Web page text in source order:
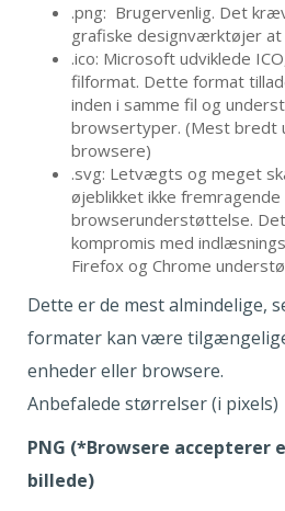
.png: Brugervenlig. Det
grafiske designværktøjer
.ico: Microsoft udviklede
filformat. Dette format
inden i samme fil og
browsertyper. (Mest bredt
browsere)
.svg: Letvægts og meget
øjeblikket ikke fremragende
browserunderstøttelse.
kompromis med
Firefox og Chrome
Dette er de mest almindelige,
formater kan være
enheder eller browsere.
Anbefalede størrelser (i pixels)
PNG (*Browsere
billede)